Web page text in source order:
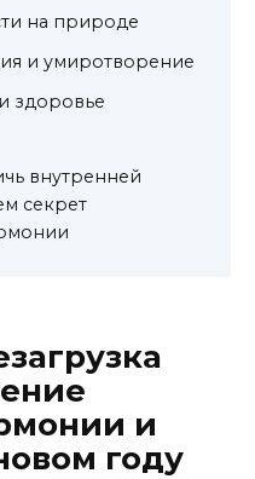
на природе
и умиротворение
здоровье
внутренней
секрет
и
году